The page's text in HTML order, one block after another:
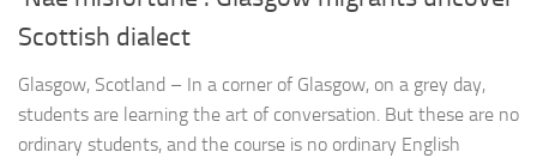
Scottish dialect
Glasgow, Scotland – In a corner of Glasgow, on a grey day,
students are learning the art of conversation. But these are no
ordinary students, and the course is no ordinary English